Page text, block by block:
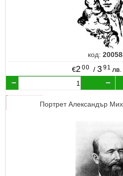
код:
€2 00 / 3 91 лв.
Портрет Александър